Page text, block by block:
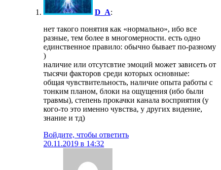
D_A:
нет такого понятия как «нормально», ибо все
разные, тем более в многомерности. есть одно
единственное правило: обычно бывает по-разному
)
наличие или отсутсвтие эмоций может зависеть от
тысячи факторов среди которых основные:
общая чувствительность, наличие опыта работы с
тонким планом, блоки на ощущения (ибо были
травмы), степень прокачки канала восприятия (у
кого-то это именно чувства, у других видение,
знание и тд)
Войдите, чтобы ответить
20.11.2019 в 14:32